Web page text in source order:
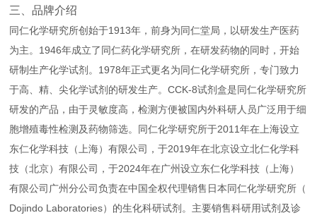
三、品牌介绍
同仁化学研究所创始于1913年，前身为同仁堂局，以研发生产医药
为主。1946年成立了同仁药化学研究所，在研发药物的同时，开始
研制生产化学试剂。1978年正式更名为同仁化学研究所，专门致力
于高、精、尖化学试剂的研发生产。CCK-8试剂盒是同仁化学研究所
研发的产品，由于灵敏度高，检测方便被国内外科研人员广泛用于细
胞增殖毒性检测及药物筛选。同仁化学研究所于2011年在上海设立
东仁化学科技（上海）有限公司，于2019年在北京设立北仁化学科
技（北京）有限公司，于2024年在广州设立东仁化学科技（上海）
有限公司广州分公司负责在中国全权代理销售日本同仁化学研究所（
Dojindo Laboratories）的生化科研试剂。主要销售科研用试剂及诊